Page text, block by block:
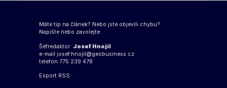
Máte tip na článek? Nebo jste objevili chybu?
Napište nebo zavolejte.
Šéfredaktor: Josef Hnojil
e-mail josef.hnojil@geobusiness.cz
telefon 775 239 478
Export RSS